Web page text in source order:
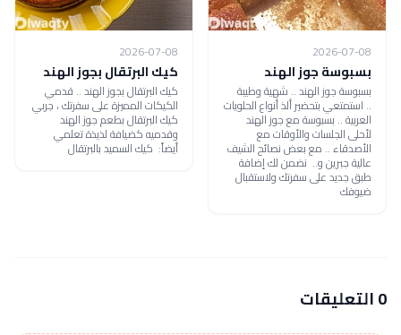
2026-07-08
بسبوسة جوز الهند
بسبوسة جوز الهند .. شهية وطيبة
.. استمتعي بتحضير ألذ أنواع الحلويات
العربية .. بسبوسة مع جوز الهند
لأحلى الجلسات والأوقات مع
الأصدقاء .. مع بعض نصائح الشيف
عالية جبرين و.. نضمن لك إضافة
طبق جديد على سفرتك ولاستقبال
ضيوفك
2026-07-08
كيك البرتقال بجوز الهند
كيك البرتقال بجوز الهند .. قدمي
الكيكات المميزة على سفرتك ، جربي
كيك البرتقال بطعم جوز الهند
وقدميه كضيافة لذيذة تعلمي
أيضاً: كيك السميد بالبرتقال
0 التعليقات